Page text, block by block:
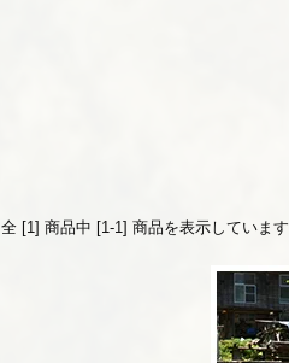
全 [1] 商品中 [1-1] 商品を表示しています